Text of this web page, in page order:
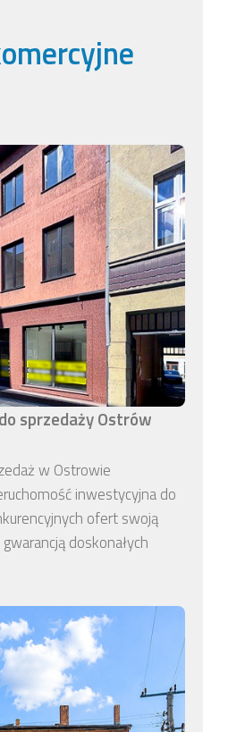
sprzedaży Ostrów
w Ostrowie
inwestycyjna do
ofert swoją
doskonałych